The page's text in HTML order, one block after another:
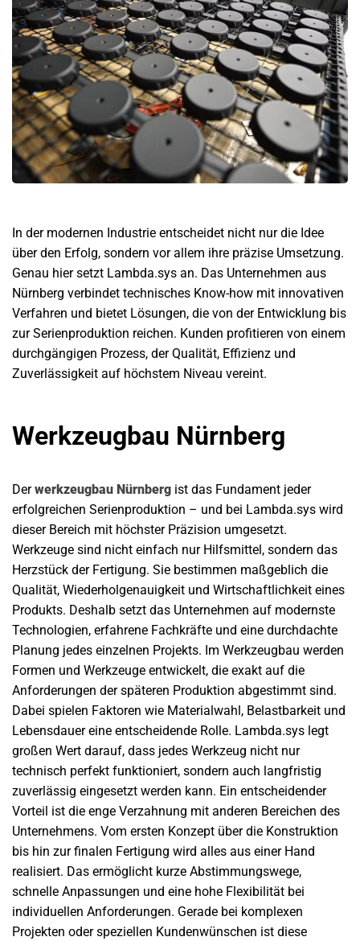
In der modernen Industrie entscheidet nicht nur die Idee
über den Erfolg, sondern vor allem ihre präzise Umsetzung.
Genau hier setzt Lambda.sys an. Das Unternehmen aus
Nürnberg verbindet technisches Know-how mit innovativen
Verfahren und bietet Lösungen, die von der Entwicklung bis
zur Serienproduktion reichen. Kunden profitieren von einem
durchgängigen Prozess, der Qualität, Effizienz und
Zuverlässigkeit auf höchstem Niveau vereint.
Werkzeugbau Nürnberg
Derwerkzeugbau Nürnberg ist das Fundament jeder
erfolgreichen Serienproduktion – und bei Lambda.sys wird
dieser Bereich mit höchster Präzision umgesetzt.
Werkzeuge sind nicht einfach nur Hilfsmittel, sondern das
Herzstück der Fertigung. Sie bestimmen maßgeblich die
Qualität, Wiederholgenauigkeit und Wirtschaftlichkeit eines
Produkts. Deshalb setzt das Unternehmen auf modernste
Technologien, erfahrene Fachkräfte und eine durchdachte
Planung jedes einzelnen Projekts. Im Werkzeugbau werden
Formen und Werkzeuge entwickelt, die exakt auf die
Anforderungen der späteren Produktion abgestimmt sind.
Dabei spielen Faktoren wie Materialwahl, Belastbarkeit und
Lebensdauer eine entscheidende Rolle. Lambda.sys legt
großen Wert darauf, dass jedes Werkzeug nicht nur
technisch perfekt funktioniert, sondern auch langfristig
zuverlässig eingesetzt werden kann. Ein entscheidender
Vorteil ist die enge Verzahnung mit anderen Bereichen des
Unternehmens. Vom ersten Konzept über die Konstruktion
bis hin zur finalen Fertigung wird alles aus einer Hand
realisiert. Das ermöglicht kurze Abstimmungswege,
schnelle Anpassungen und eine hohe Flexibilität bei
individuellen Anforderungen. Gerade bei komplexen
Projekten oder speziellen Kundenwünschen ist diese